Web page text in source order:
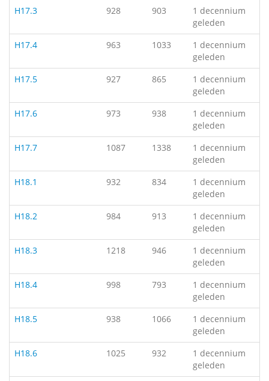
H17.3 928 903
1 decennium
geleden
H17.4
963 1033
1 decennium
geleden
H17.5
927 865
1 decennium
geleden
H17.6
973 938
1 decennium
geleden
H17.7
1087 1338
1 decennium
geleden
H18.1
932 834
1 decennium
geleden
H18.2
984 913
1 decennium
geleden
H18.3
1218 946
1 decennium
geleden
H18.4
998 793
1 decennium
geleden
H18.5
938 1066
1 decennium
geleden
H18.6
1025 932
1 decennium
geleden